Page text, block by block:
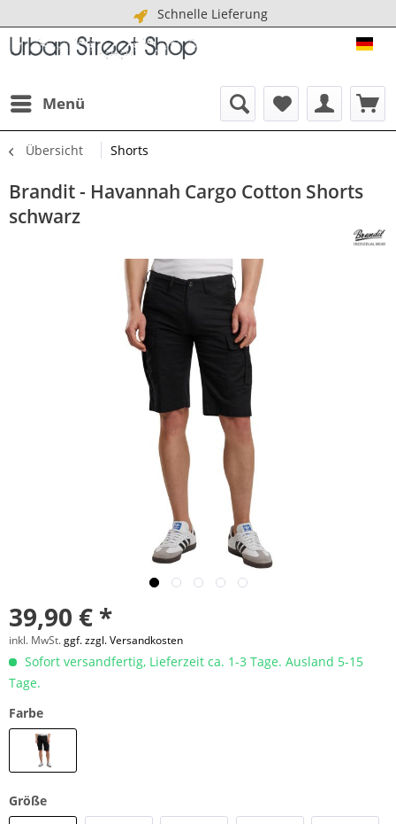
Schnelle Lieferung
Menü
Übersicht Shorts
Brandit - Havannah Cargo Cotton Shorts
schwarz
39,90 € *
inkl. MwSt.ggf. zzgl. Versandkosten
Sofort versandfertig, Lieferzeit ca. 1-3 Tage. Ausland 5-15
Tage.
Farbe
Größe